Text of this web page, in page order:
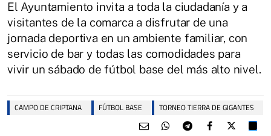
El Ayuntamiento invita a toda la ciudadanía y a
visitantes de la comarca a disfrutar de una
jornada deportiva en un ambiente familiar, con
servicio de bar y todas las comodidades para
vivir un sábado de fútbol base del más alto nivel.
CAMPO DE CRIPTANA FÚTBOL BASE TORNEO TIERRA DE GIGANTES